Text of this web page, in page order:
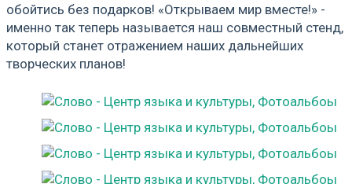
обойтись без подарков! «Открываем мир вместе!» -
именно так теперь называется наш совместный стенд,
который станет отражением наших дальнейших
творческих планов!